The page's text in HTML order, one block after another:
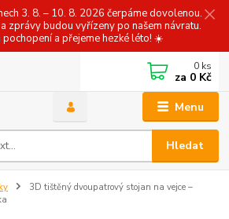
3. 8. – 10. 8. 2026 čerpáme dovolenou.
zprávy budou vyřízeny po našem návratu.
pochopení a přejeme hezké léto! ☀️
Menu
Hledat
0 ks
za 0 Kč
3D tištěný dvoupatrový stojan na vejce –